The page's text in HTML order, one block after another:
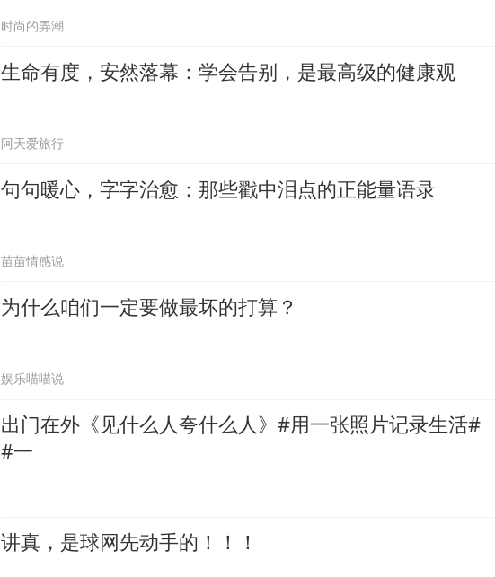
时尚的弄潮
生命有度，安然落幕：学会告别，是最高级的健康观
阿天爱旅行
句句暖心，字字治愈：那些戳中泪点的正能量语录
苗苗情感说
为什么咱们一定要做最坏的打算？
娱乐喵喵说
出门在外《见什么人夸什么人》#用一张照片记录生活#
#一
讲真，是球网先动手的！！！